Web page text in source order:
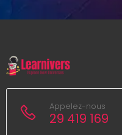
Appelez-nous
29 419 169